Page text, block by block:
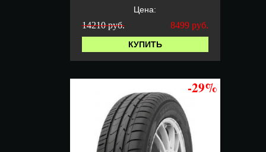
Цена:
14210 руб. 8499 руб.
КУПИТЬ
-29%